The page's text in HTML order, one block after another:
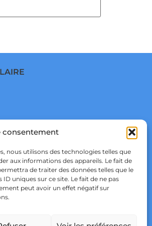
consentement
nous utilisons des technologies telles que
aux informations des appareils. Le fait de
de traiter des données telles que le
uniques sur ce site. Le fait de ne pas
peut avoir un effet négatif sur